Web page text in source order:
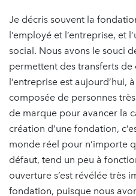
Je décris souvent la
l’employé et l’entreprise, et
social. Nous avons le souci
permettent des transferts
l’entreprise est aujourd’hui,
composée de personnes
de marque pour avancer la
création d’une fondation,
monde réel pour n’importe
défaut, tend un peu à
ouverture s’est révélée très
fondation, puisque nous